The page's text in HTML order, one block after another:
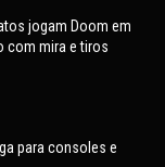
jogam Doom em
com mira e tiros
para consoles e